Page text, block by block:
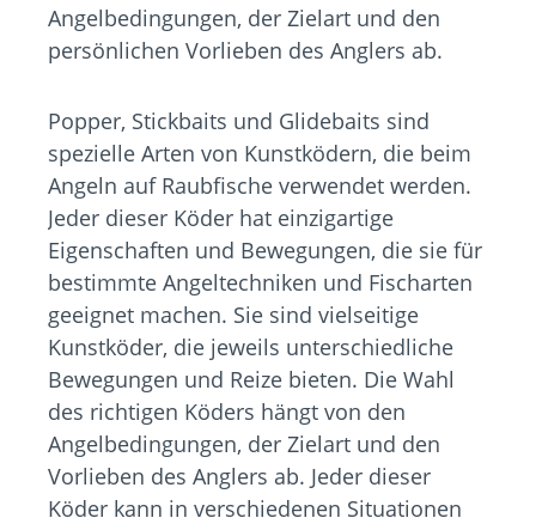
Angelbedingungen, der Zielart und den
persönlichen Vorlieben des Anglers ab.
Popper, Stickbaits und Glidebaits sind
spezielle Arten von Kunstködern, die beim
Angeln auf Raubfische verwendet werden.
Jeder dieser Köder hat einzigartige
Eigenschaften und Bewegungen, die sie für
bestimmte Angeltechniken und Fischarten
geeignet machen. Sie sind vielseitige
Kunstköder, die jeweils unterschiedliche
Bewegungen und Reize bieten. Die Wahl
des richtigen Köders hängt von den
Angelbedingungen, der Zielart und den
Vorlieben des Anglers ab. Jeder dieser
Köder kann in verschiedenen Situationen